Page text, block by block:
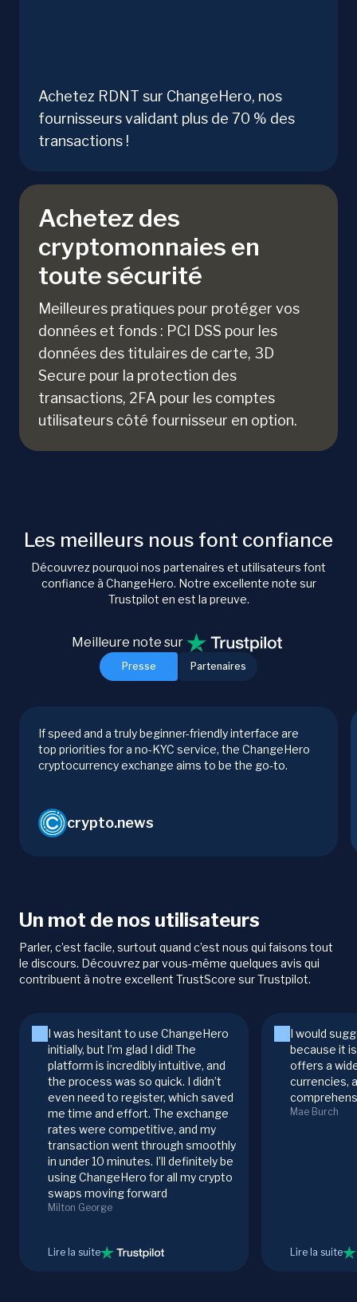
Achetez RDNT sur ChangeHero, nos
fournisseurs validant plus de 70 % des
transactions !
Achetez des
cryptomonnaies en
toute sécurité
Meilleures pratiques pour protéger vos
données et fonds : PCI DSS pour les
données des titulaires de carte, 3D
Secure pour la protection des
transactions, 2FA pour les comptes
utilisateurs côté fournisseur en option.
Les meilleurs nous font confiance
Découvrez pourquoi nos partenaires et utilisateurs font
confiance à ChangeHero. Notre excellente note sur
Trustpilot en est la preuve.
Presse Partenaires
Meilleure note sur
If speed and a truly beginner-friendly interface are
top priorities for a no-KYC service, the ChangeHero
cryptocurrency exchange aims to be the go-to.
crypto.news
Un mot de nos utilisateurs
Parler, c’est facile, surtout quand c’est nous qui faisons tout
le discours. Découvrez par vous-même quelques avis qui
contribuent à notre excellent TrustScore sur Trustpilot.
I was hesitant to use ChangeHero
initially, but I’m glad I did! The
platform is incredibly intuitive, and
the process was so quick. I didn’t
even need to register, which saved
me time and effort. The exchange
rates were competitive, and my
transaction went through smoothly
in under 10 minutes. I’ll definitely be
using ChangeHero for all my crypto
swaps moving forward
Milton George
Lire la suite
I would
because it
offers a
currencies,
Mae Burch
Lire la suite